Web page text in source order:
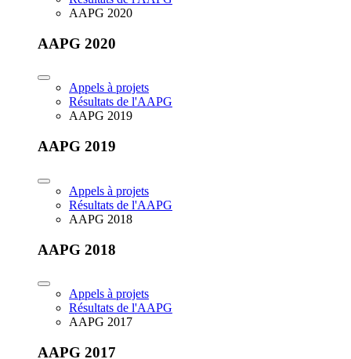
AAPG 2020
AAPG 2020
Appels à projets
Résultats de l'AAPG
AAPG 2019
AAPG 2019
Appels à projets
Résultats de l'AAPG
AAPG 2018
AAPG 2018
Appels à projets
Résultats de l'AAPG
AAPG 2017
AAPG 2017